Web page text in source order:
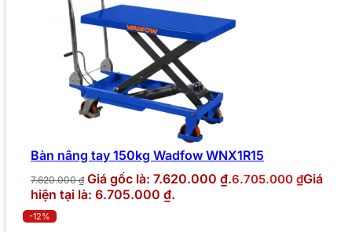
Bàn nâng tay 150kg Wadfow WNX1R15
7.620.000₫ Giá gốc là: 7.620.000 ₫.6.705.000 ₫Giá
hiện tại là: 6.705.000 ₫.
-12%